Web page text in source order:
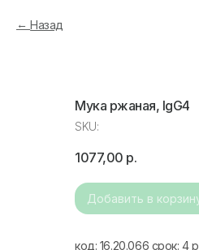
Назад
Мука ржаная, IgG4
SKU:
1077,00 р.
Добавить в
код: 16.20.066 срок: 4